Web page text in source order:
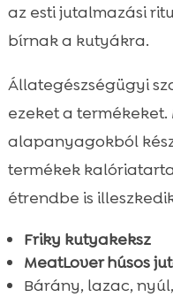
az esti jutalmazási
bírnak a kutyákra.
Állategészségügyi
ezeket a
alapanyagokból
termékek
étrendbe is
Friky kutyakeksz
MeatLover húsos
Bárány, lazac,